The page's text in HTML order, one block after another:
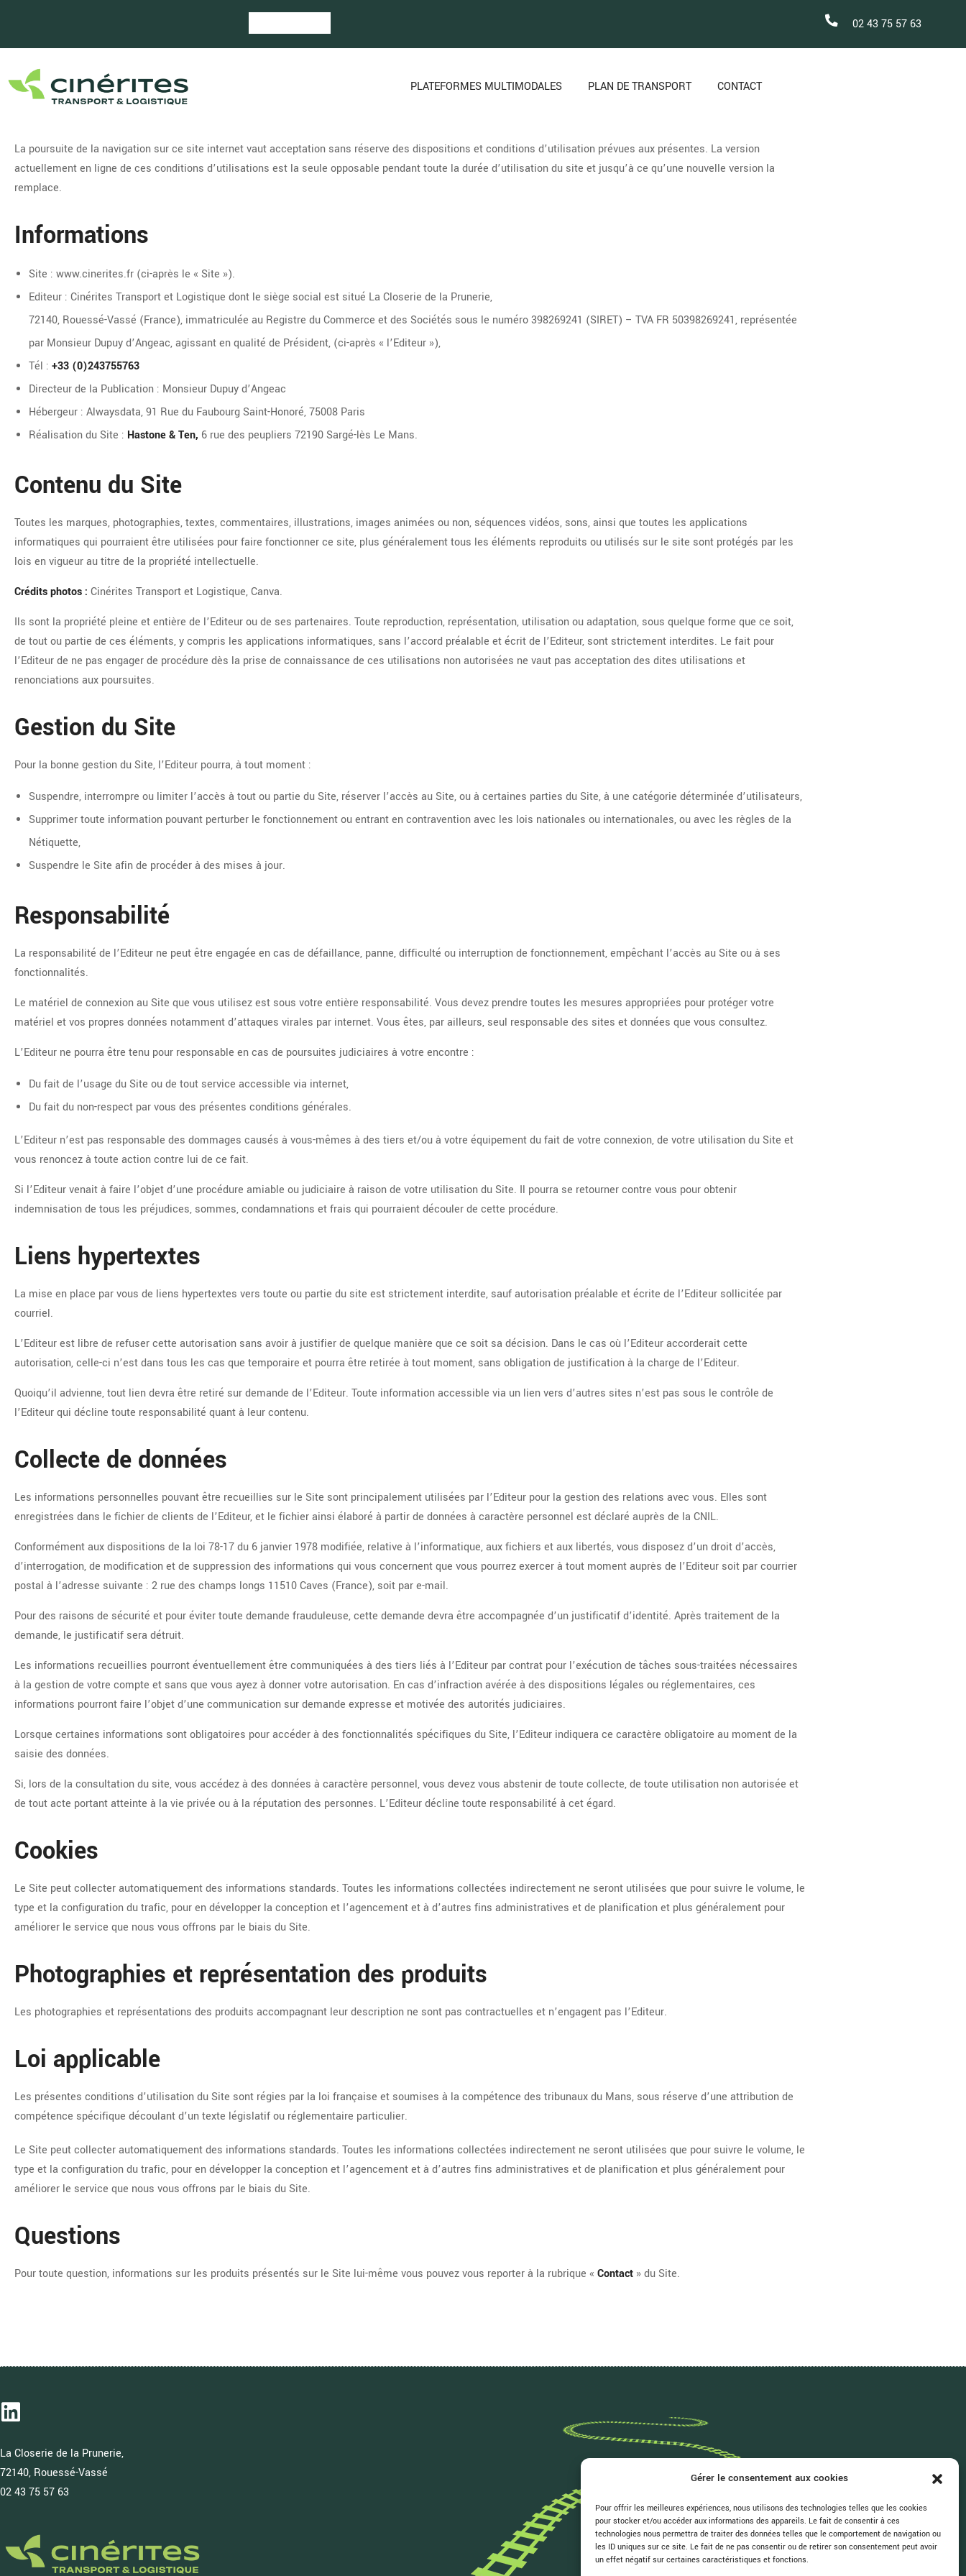
Gérer le consentement aux cookies
Pour offrir les meilleures expériences, nous utilisons des technologies telles que les cookies
pour stocker et/ou accéder aux informations des appareils. Le fait de consentir à ces
technologies nous permettra de traiter des données telles que le comportement de navigation ou
les ID uniques sur ce site. Le fait de ne pas consentir ou de retirer son consentement peut avoir
un effet négatif sur certaines caractéristiques et fonctions.
02 43 75 57 63
PLATEFORMES MULTIMODALES PLAN DE TRANSPORT CONTACT
La poursuite de la navigation sur ce site internet vaut acceptation sans réserve des dispositions et conditions d’utilisation prévues aux présentes. La version
actuellement en ligne de ces conditions d’utilisations est la seule opposable pendant toute la durée d’utilisation du site et jusqu’à ce qu’une nouvelle version la
remplace.
Informations
Site : www.cinerites.fr (ci-après le « Site »).
Editeur : Cinérites Transport et Logistique dont le siège social est situé La Closerie de la Prunerie,
72140, Rouessé-Vassé (France), immatriculée au Registre du Commerce et des Sociétés sous le numéro 398269241 (SIRET) – TVA FR 50398269241, représentée
par Monsieur Dupuy d’Angeac, agissant en qualité de Président, (ci-après « l’Editeur »),
Tél : +33 (0)243755763
Directeur de la Publication : Monsieur Dupuy d’Angeac
Hébergeur : Alwaysdata, 91 Rue du Faubourg Saint-Honoré, 75008 Paris
Réalisation du Site : Hastone & Ten, 6 rue des peupliers 72190 Sargé-lès Le Mans.
Contenu du Site
Toutes les marques, photographies, textes, commentaires, illustrations, images animées ou non, séquences vidéos, sons, ainsi que toutes les applications
informatiques qui pourraient être utilisées pour faire fonctionner ce site, plus généralement tous les éléments reproduits ou utilisés sur le site sont protégés par les
lois en vigueur au titre de la propriété intellectuelle.
Crédits photos : Cinérites Transport et Logistique, Canva.
Ils sont la propriété pleine et entière de l’Editeur ou de ses partenaires. Toute reproduction, représentation, utilisation ou adaptation, sous quelque forme que ce soit,
de tout ou partie de ces éléments, y compris les applications informatiques, sans l’accord préalable et écrit de l’Editeur, sont strictement interdites. Le fait pour
l’Editeur de ne pas engager de procédure dès la prise de connaissance de ces utilisations non autorisées ne vaut pas acceptation des dites utilisations et
renonciations aux poursuites.
Gestion du Site
Pour la bonne gestion du Site, l’Editeur pourra, à tout moment :
Suspendre, interrompre ou limiter l’accès à tout ou partie du Site, réserver l’accès au Site, ou à certaines parties du Site, à une catégorie déterminée d’utilisateurs,
Supprimer toute information pouvant perturber le fonctionnement ou entrant en contravention avec les lois nationales ou internationales, ou avec les règles de la
Nétiquette,
Suspendre le Site afin de procéder à des mises à jour.
Responsabilité
La responsabilité de l’Editeur ne peut être engagée en cas de défaillance, panne, difficulté ou interruption de fonctionnement, empêchant l’accès au Site ou à ses
fonctionnalités.
Le matériel de connexion au Site que vous utilisez est sous votre entière responsabilité. Vous devez prendre toutes les mesures appropriées pour protéger votre
matériel et vos propres données notamment d’attaques virales par internet. Vous êtes, par ailleurs, seul responsable des sites et données que vous consultez.
L’Editeur ne pourra être tenu pour responsable en cas de poursuites judiciaires à votre encontre :
Du fait de l’usage du Site ou de tout service accessible via internet,
Du fait du non-respect par vous des présentes conditions générales.
L’Editeur n’est pas responsable des dommages causés à vous-mêmes à des tiers et/ou à votre équipement du fait de votre connexion, de votre utilisation du Site et
vous renoncez à toute action contre lui de ce fait.
Si l’Editeur venait à faire l’objet d’une procédure amiable ou judiciaire à raison de votre utilisation du Site. Il pourra se retourner contre vous pour obtenir
indemnisation de tous les préjudices, sommes, condamnations et frais qui pourraient découler de cette procédure.
Liens hypertextes
La mise en place par vous de liens hypertextes vers toute ou partie du site est strictement interdite, sauf autorisation préalable et écrite de l’Editeur sollicitée par
courriel.
L’Editeur est libre de refuser cette autorisation sans avoir à justifier de quelque manière que ce soit sa décision. Dans le cas où l’Editeur accorderait cette
autorisation, celle-ci n’est dans tous les cas que temporaire et pourra être retirée à tout moment, sans obligation de justification à la charge de l’Editeur.
Quoiqu’il advienne, tout lien devra être retiré sur demande de l’Editeur. Toute information accessible via un lien vers d’autres sites n’est pas sous le contrôle de
l’Editeur qui décline toute responsabilité quant à leur contenu.
Collecte de données
Les informations personnelles pouvant être recueillies sur le Site sont principalement utilisées par l’Editeur pour la gestion des relations avec vous. Elles sont
enregistrées dans le fichier de clients de l’Editeur, et le fichier ainsi élaboré à partir de données à caractère personnel est déclaré auprès de la CNIL.
Conformément aux dispositions de la loi 78-17 du 6 janvier 1978 modifiée, relative à l’informatique, aux fichiers et aux libertés, vous disposez d’un droit d’accès,
d’interrogation, de modification et de suppression des informations qui vous concernent que vous pourrez exercer à tout moment auprès de l’Editeur soit par courrier
postal à l’adresse suivante : 2 rue des champs longs 11510 Caves (France), soit par e-mail.
Pour des raisons de sécurité et pour éviter toute demande frauduleuse, cette demande devra être accompagnée d’un justificatif d’identité. Après traitement de la
demande, le justificatif sera détruit.
Les informations recueillies pourront éventuellement être communiquées à des tiers liés à l’Editeur par contrat pour l’exécution de tâches sous-traitées nécessaires
à la gestion de votre compte et sans que vous ayez à donner votre autorisation. En cas d’infraction avérée à des dispositions légales ou réglementaires, ces
informations pourront faire l’objet d’une communication sur demande expresse et motivée des autorités judiciaires.
Lorsque certaines informations sont obligatoires pour accéder à des fonctionnalités spécifiques du Site, l’Editeur indiquera ce caractère obligatoire au moment de la
saisie des données.
Si, lors de la consultation du site, vous accédez à des données à caractère personnel, vous devez vous abstenir de toute collecte, de toute utilisation non autorisée et
de tout acte portant atteinte à la vie privée ou à la réputation des personnes. L’Editeur décline toute responsabilité à cet égard.
Cookies
Le Site peut collecter automatiquement des informations standards. Toutes les informations collectées indirectement ne seront utilisées que pour suivre le volume, le
type et la configuration du trafic, pour en développer la conception et l’agencement et à d’autres fins administratives et de planification et plus généralement pour
améliorer le service que nous vous offrons par le biais du Site.
Photographies et représentation des produits
Les photographies et représentations des produits accompagnant leur description ne sont pas contractuelles et n’engagent pas l’Editeur.
Loi applicable
Les présentes conditions d’utilisation du Site sont régies par la loi française et soumises à la compétence des tribunaux du Mans, sous réserve d’une attribution de
compétence spécifique découlant d’un texte législatif ou réglementaire particulier.
Le Site peut collecter automatiquement des informations standards. Toutes les informations collectées indirectement ne seront utilisées que pour suivre le volume, le
type et la configuration du trafic, pour en développer la conception et l’agencement et à d’autres fins administratives et de planification et plus généralement pour
améliorer le service que nous vous offrons par le biais du Site.
Questions
Pour toute question, informations sur les produits présentés sur le Site lui-même vous pouvez vous reporter à la rubrique « Contact » du Site.
La Closerie de la Prunerie,
72140, Rouessé-Vassé
02 43 75 57 63